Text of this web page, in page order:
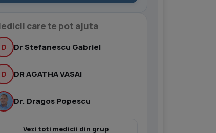
care te pot ajuta
D Dr Stefanescu Gabriel
D DR AGATHA VASAI
Dr. Dragos Popescu
Vezi toti medicii din grup